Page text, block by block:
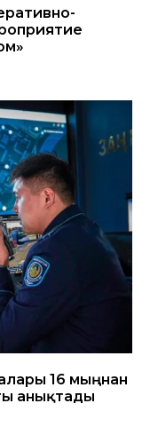
16 мыңнан
анықтады